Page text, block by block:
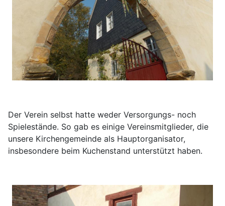
Der Verein selbst hatte weder Versorgungs- noch
Spielestände. So gab es einige Vereinsmitglieder, die
unsere Kirchengemeinde als Hauptorganisator,
insbesondere beim Kuchenstand unterstützt haben.